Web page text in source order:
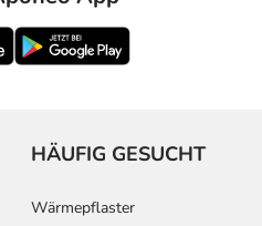
HÄUFIG GESUCHT
Wärmepflaster